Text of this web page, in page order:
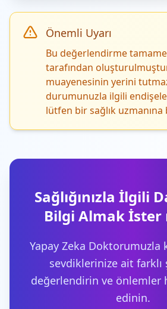
Önemli Uyarı
Bu değerlendirme
tarafından
muayenesinin yerini
durumunuzla ilgili
lütfen bir sağlık
Sağlığınızla İlgili
Bilgi Almak İster
Yapay Zeka Doktorumuzla
sevdiklerinize ait farklı
değerlendirin ve önlemler
edinin.